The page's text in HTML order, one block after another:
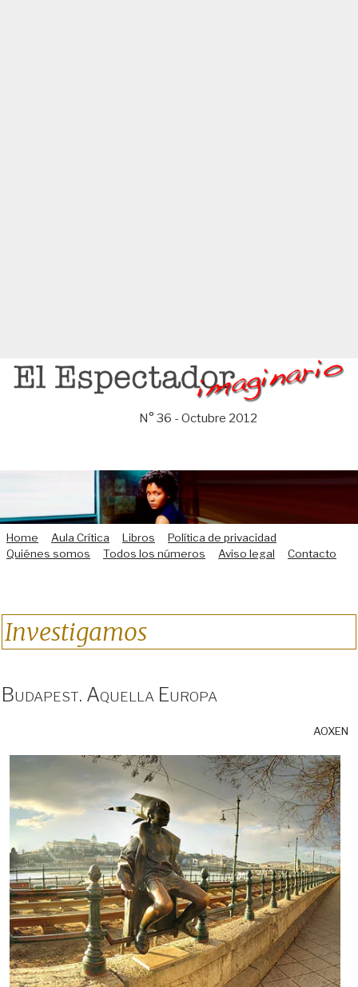
Saltar
N° 36 - Octubre 2012
Home Aula Crítica Libros
Política de privacidad
Quiénes somos
Todos los números Aviso legal Contacto
Investigamos
Budapest. Aquella Europa
AOXEN